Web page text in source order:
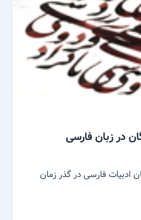
در زبان فارسی
ادبیات فارسی در گذر زمان